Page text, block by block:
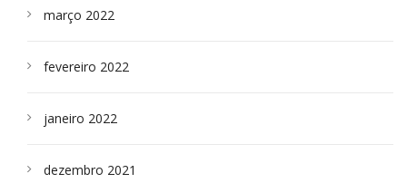
março 2022
fevereiro 2022
janeiro 2022
dezembro 2021